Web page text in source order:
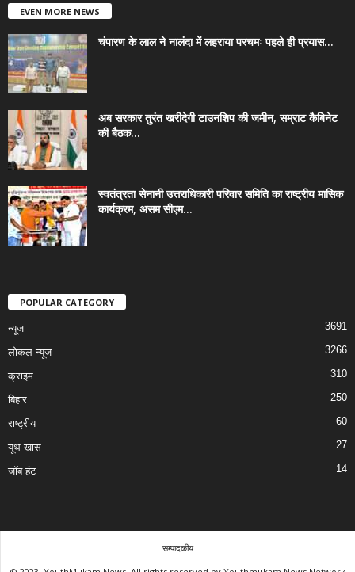
EVEN MORE NEWS
चंपारण के लाल ने नालंदा में लहराया परचमः पहले ही प्रयास...
अब सरकार तुरंत खरीदेगी टाउनशिप की जमीन, सम्राट कैबिनेट
की बैठक...
स्वतंत्रता सेनानी उत्तराधिकारी परिवार समिति का राष्ट्रीय मासिक
कार्यक्रम, असम सीएम...
POPULAR CATEGORY
न्यूज 3691
लोकल न्यूज 3266
क्राइम 310
बिहार 250
राष्ट्रीय 60
यूथ खास 27
जॉब हंट 14
सम्पादकीय